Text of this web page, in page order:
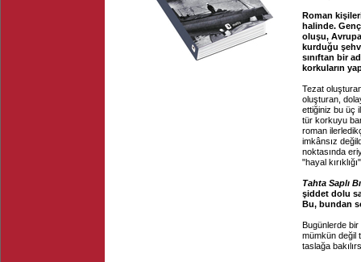
Roman
halinde.
oluşu,
kurduğu
sınıftan bir
korkuların
Tezat
oluşturan,
ettiğiniz bu üç
tür korkuyu
roman
imkânsız
noktasında
"hayal
Tahta Saplı
şiddet dolu
Bu, bundan
Bugünlerde bir
mümkün değil
taslağa